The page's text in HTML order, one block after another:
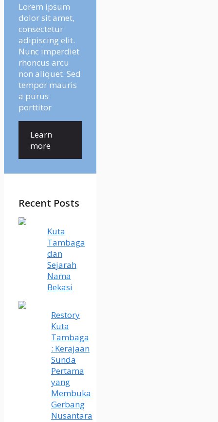
Lorem ipsum
dolor sit amet,
consectetur
adipiscing elit.
Nunc imperdiet
rhoncus arcu
non aliquet. Sed
tempor mauris
a purus
porttitor
Learn
more
Recent Posts
Kuta
Tambaga
dan
Sejarah
Nama
Bekasi
Restory
Kuta
Tambaga
: Kerajaan
Sunda
Pertama
yang
Membuka
Gerbang
Nusantara